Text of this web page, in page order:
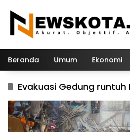
konten
Beranda Umum Ekonomi
Evakuasi Gedung runtuh